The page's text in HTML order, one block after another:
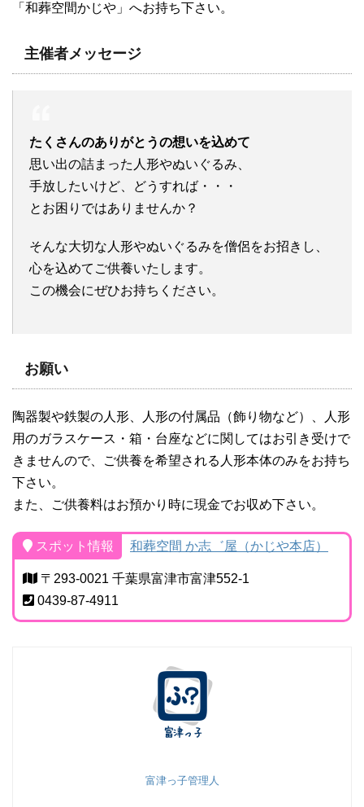
「和葬空間かじや」へお持ち下さい。
主催者メッセージ
たくさんのありがとうの想いを込めて
思い出の詰まった人形やぬいぐるみ、
手放したいけど、どうすれば・・・
とお困りではありませんか？
そんな大切な人形やぬいぐるみを僧侶をお招きし、
心を込めてご供養いたします。
この機会にぜひお持ちください。
お願い
陶器製や鉄製の人形、人形の付属品（飾り物など）、人形
用のガラスケース・箱・台座などに関してはお引き受けで
きませんので、ご供養を希望される人形本体のみをお持ち
下さい。
また、ご供養料はお預かり時に現金でお収め下さい。
スポット情報 和葬空間 か志゛屋（かじや本店）
〒293-0021 千葉県富津市富津552-1
0439-87-4911
富津っ子管理人